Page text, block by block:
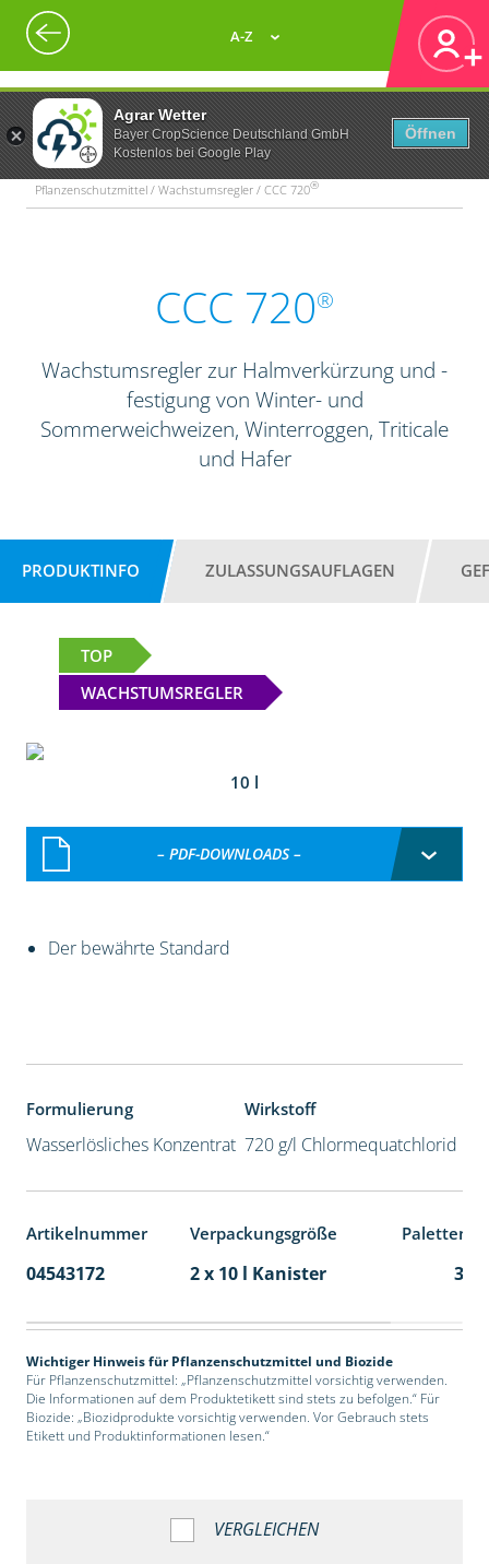
Agrar Wetter
Bayer CropScience Deutschland GmbH
Kostenlos bei Google Play
Öffnen
A-Z
Pflanzenschutzmittel / Wachstumsregler / CCC 720®
CCC 720®
Wachstumsregler zur Halmverkürzung und -
festigung von Winter- und
Sommerweichweizen, Winterroggen, Triticale
und Hafer
PRODUKTINFO ZULASSUNGSAUFLAGEN
TOP
WACHSTUMSREGLER
10 l
– PDF-DOWNLOADS –
Der bewährte Standard
Formulierung
Wasserlösliches Konzentrat
Wirkstoff
720 g/l Chlormequatchlorid
Artikelnummer Verpackungsgröße
04543172 2 x 10 l Kanister 36
Wichtiger Hinweis für Pflanzenschutzmittel und Biozide
Für Pflanzenschutzmittel: „Pflanzenschutzmittel vorsichtig verwenden.
Die Informationen auf dem Produktetikett sind stets zu befolgen.“ Für
Biozide: „Biozidprodukte vorsichtig verwenden. Vor Gebrauch stets
Etikett und Produktinformationen lesen.“
VERGLEICHEN